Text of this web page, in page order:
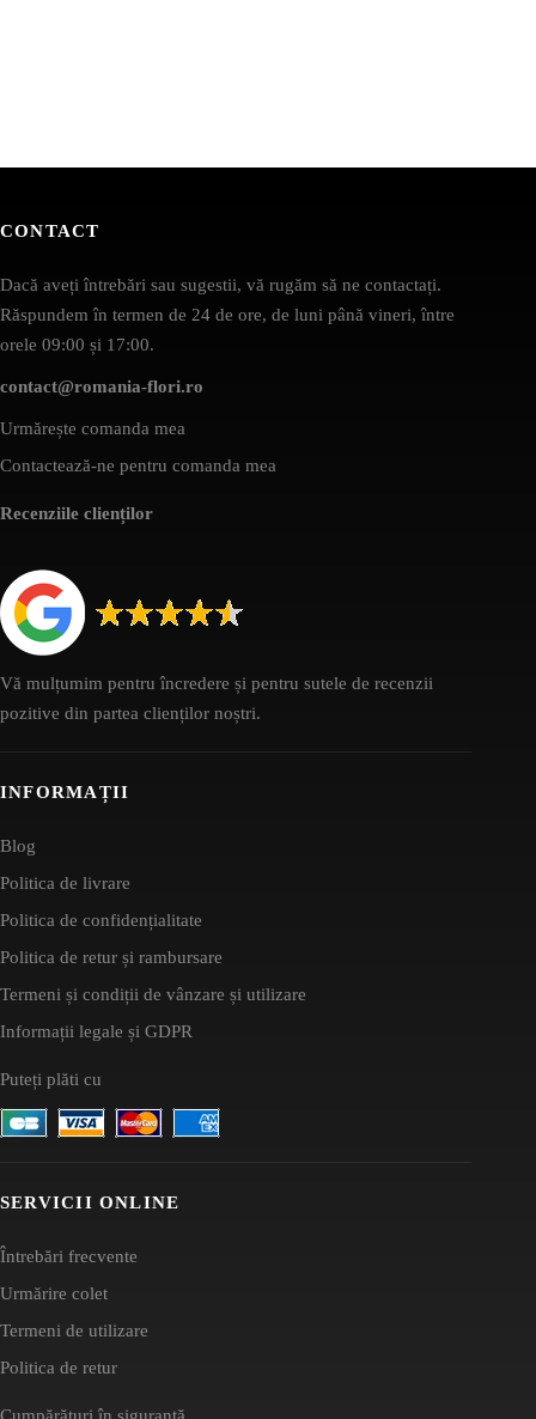
CONTACT
Dacă aveți întrebări sau sugestii, vă rugăm să ne contactați.
Răspundem în termen de 24 de ore, de luni până vineri, între
orele 09:00 și 17:00.
contact@romania-flori.ro
Urmărește comanda mea
Contactează-ne pentru comanda mea
Recenziile clienților
Vă mulțumim pentru încredere și pentru sutele de recenzii
pozitive din partea clienților noștri.
INFORMAȚII
Blog
Politica de livrare
Politica de confidențialitate
Politica de retur și rambursare
Termeni și condiții de vânzare și utilizare
Informații legale și GDPR
Puteți plăti cu
SERVICII ONLINE
Întrebări frecvente
Urmărire colet
Termeni de utilizare
Politica de retur
Cumpărături în siguranță